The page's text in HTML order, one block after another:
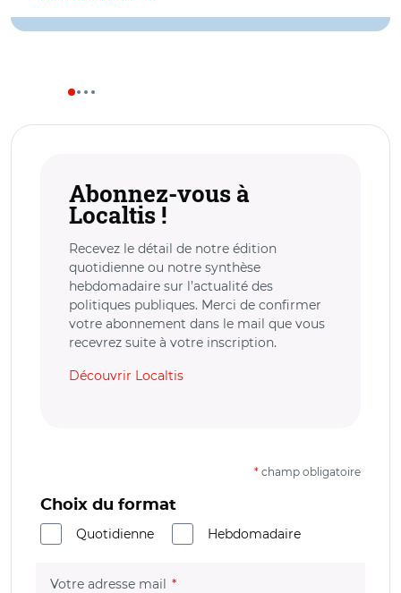
Abonnez-vous à
Localtis !
Recevez le détail de notre édition
quotidienne ou notre synthèse
hebdomadaire sur l’actualité des
politiques publiques. Merci de confirmer
votre abonnement dans le mail que vous
recevrez suite à votre inscription.
Découvrir Localtis
* champ obligatoire
Choix du format
Quotidienne
Hebdomadaire
Votre adresse mail (champ obligatoire)